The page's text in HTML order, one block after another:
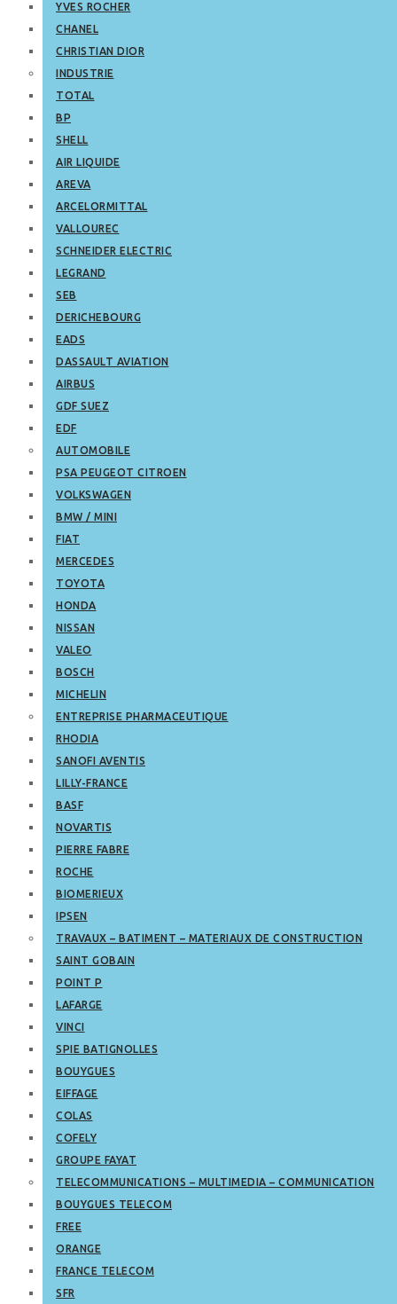
YVES ROCHER
CHANEL
CHRISTIAN DIOR
INDUSTRIE
TOTAL
BP
SHELL
AIR LIQUIDE
AREVA
ARCELORMITTAL
VALLOUREC
SCHNEIDER ELECTRIC
LEGRAND
SEB
DERICHEBOURG
EADS
DASSAULT AVIATION
AIRBUS
GDF SUEZ
EDF
AUTOMOBILE
PSA PEUGEOT CITROEN
VOLKSWAGEN
BMW / MINI
FIAT
MERCEDES
TOYOTA
HONDA
NISSAN
VALEO
BOSCH
MICHELIN
ENTREPRISE PHARMACEUTIQUE
RHODIA
SANOFI AVENTIS
LILLY-FRANCE
BASF
NOVARTIS
PIERRE FABRE
ROCHE
BIOMERIEUX
IPSEN
TRAVAUX – BATIMENT – MATERIAUX DE CONSTRUCTION
SAINT GOBAIN
POINT P
LAFARGE
VINCI
SPIE BATIGNOLLES
BOUYGUES
EIFFAGE
COLAS
COFELY
GROUPE FAYAT
TELECOMMUNICATIONS – MULTIMEDIA – COMMUNICATION
BOUYGUES TELECOM
FREE
ORANGE
FRANCE TELECOM
SFR